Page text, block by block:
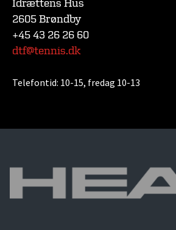
Idrættens Hus
2605 Brøndby
+45 43 26 26 60
dtf@tennis.dk
Telefontid: 10-15, fredag 10-13